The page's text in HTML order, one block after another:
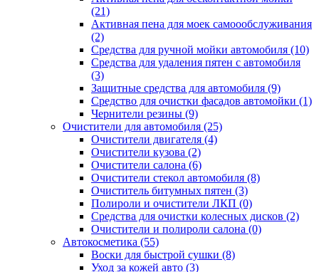
(21)
Активная пена для моек самоообслуживания
(2)
Средства для ручной мойки автомобиля (10)
Средства для удаления пятен с автомобиля
(3)
Защитные средства для автомобиля (9)
Средство для очистки фасадов автомойки (1)
Чернители резины (9)
Очистители для автомобиля (25)
Очистители двигателя (4)
Очистители кузова (2)
Очистители салона (6)
Очистители стекол автомобиля (8)
Очиститель битумных пятен (3)
Полироли и очистители ЛКП (0)
Средства для очистки колесных дисков (2)
Очистители и полироли салона (0)
Автокосметика (55)
Воски для быстрой сушки (8)
Уход за кожей авто (3)